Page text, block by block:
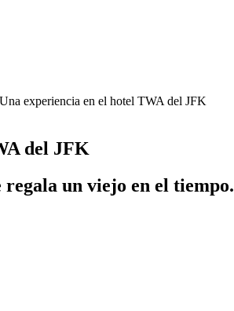
Una experiencia en el hotel TWA del JFK
del JFK
regala un viejo en el tiempo.